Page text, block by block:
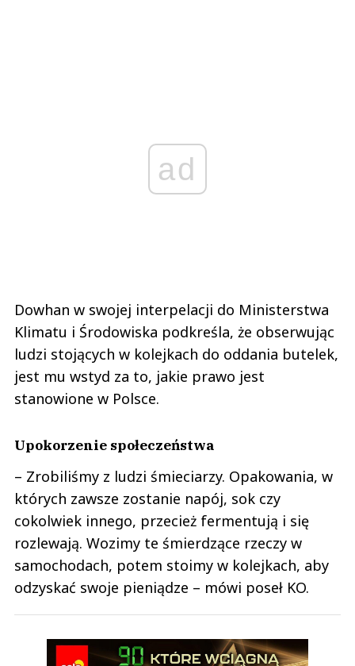
ad
Dowhan w swojej interpelacji do Ministerstwa
Klimatu i Środowiska podkreśla, że obserwując
ludzi stojących w kolejkach do oddania butelek,
jest mu wstyd za to, jakie prawo jest
stanowione w Polsce.
Upokorzenie społeczeństwa
– Zrobiliśmy z ludzi śmieciarzy. Opakowania, w
których zawsze zostanie napój, sok czy
cokolwiek innego, przecież fermentują i się
rozlewają. Wozimy te śmierdzące rzeczy w
samochodach, potem stoimy w kolejkach, aby
odzyskać swoje pieniądze – mówi poseł KO.